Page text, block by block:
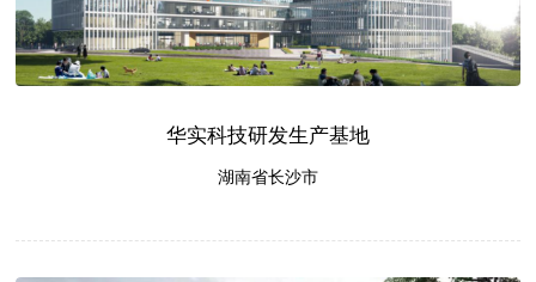
华实科技研发生产基地
湖南省长沙市